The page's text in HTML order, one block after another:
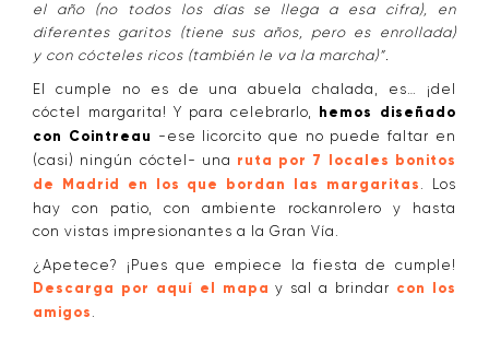
el año (no todos los días se llega a esa cifra), en
diferentes garitos (tiene sus años, pero es enrollada)
y con cócteles ricos (también le va la marcha)”.
El cumple no es de una abuela chalada, es… ¡del
cóctel margarita! Y para celebrarlo,
hemos diseñado
con Cointreau -ese licorcito que no puede faltar en
(casi) ningún cóctel- una ruta por 7 locales bonitos
de Madrid en los que bordan las margaritas . Los
hay con patio, con ambiente rockanrolero y hasta
con vistas impresionantes a la Gran Vía.
¿Apetece? ¡Pues que empiece la fiesta de cumple!
Descarga por aquí el mapa y sal a brindar con los
amigos .